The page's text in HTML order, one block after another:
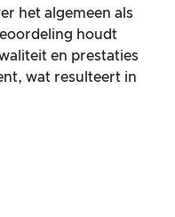
het algemeen als
houdt
en prestaties
wat resulteert in